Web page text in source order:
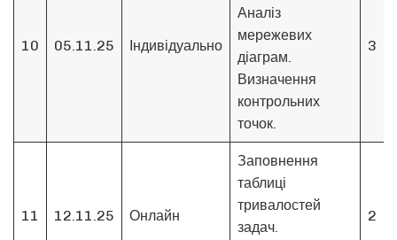
10 05.11.25 Індивідуально
Аналіз
мережевих
діаграм.
Визначення
контрольних
точок.
3
11 12.11.25 Онлайн
Заповнення
таблиці
тривалостей
задач.
2